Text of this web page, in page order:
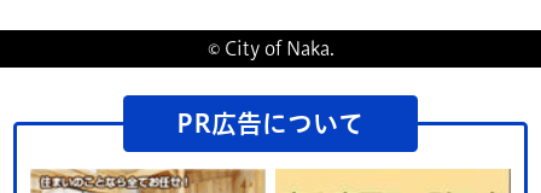
© City of Naka.
PR広告について